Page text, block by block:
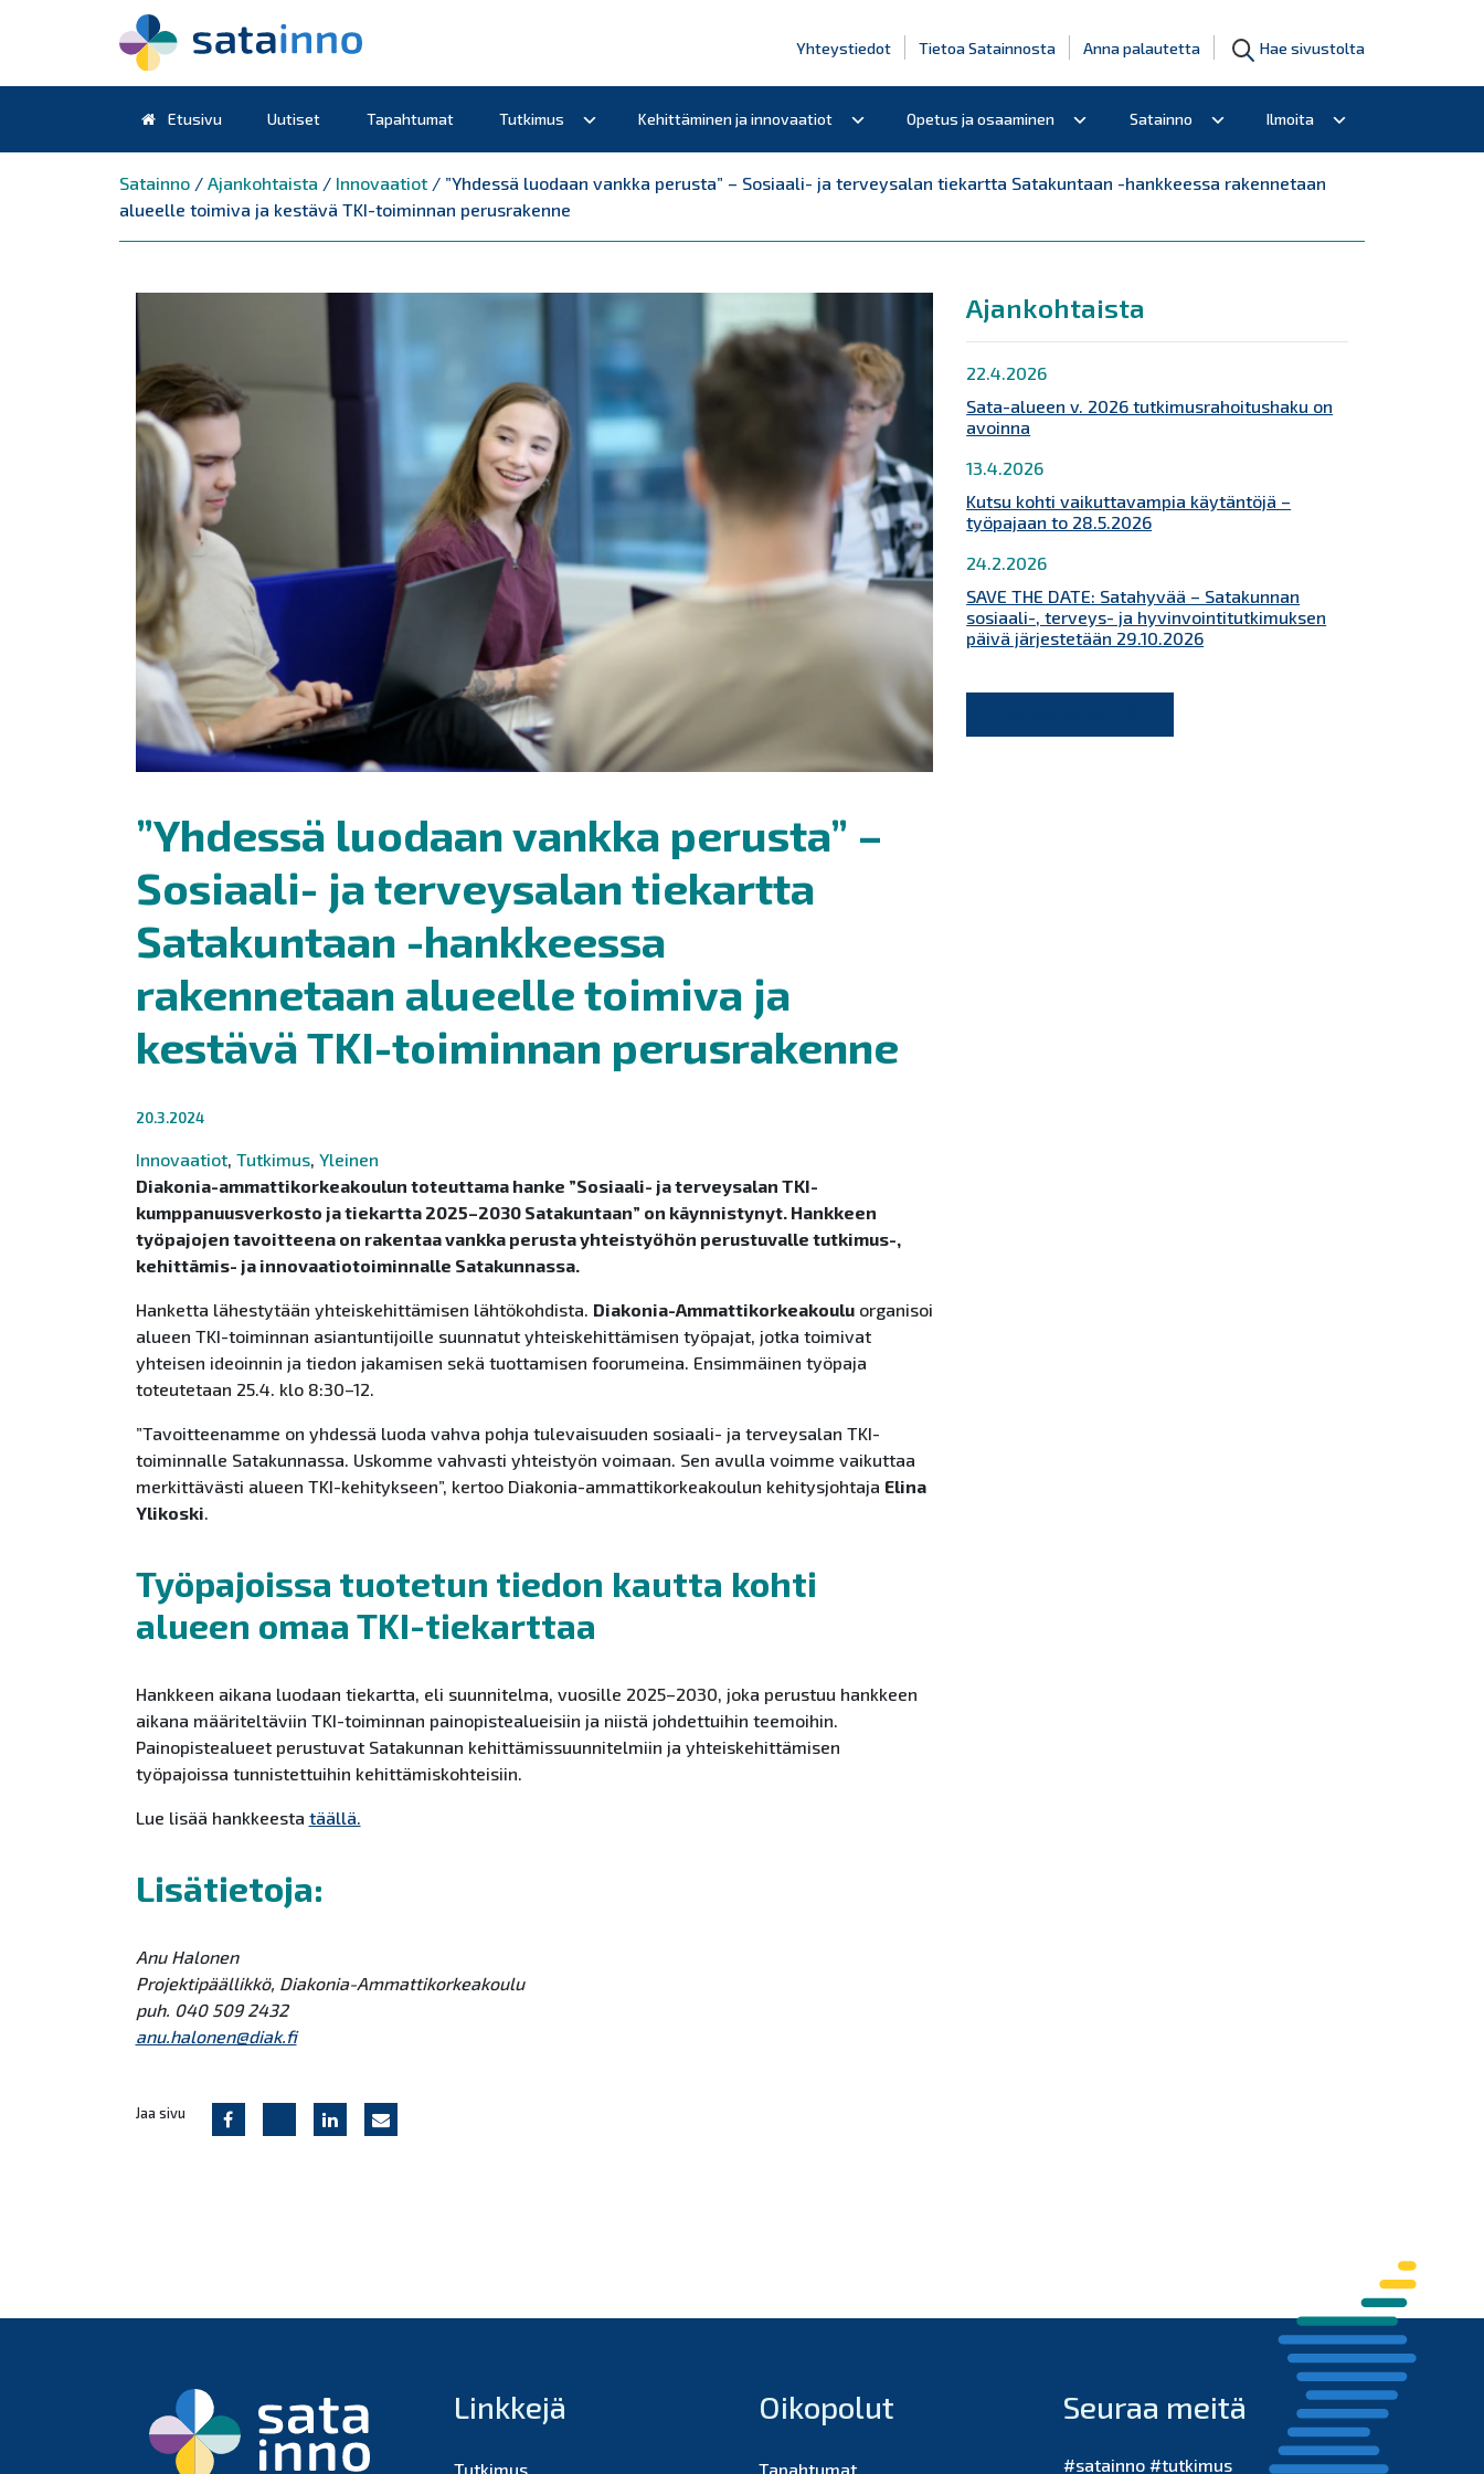
Yhteystiedot Tietoa Satainnosta Anna palautetta Hae sivustolta
PäävalikkoEtusivu Uutiset Tapahtumat Tutkimus Kehittäminen ja innovaatiot Opetus ja osaaminen Satainno Ilmoita
Satainno/ Ajankohtaista / Innovaatiot/ ”Yhdessä luodaan vankka perusta” – Sosiaali- ja terveysalan tiekartta Satakuntaan -hankkeessa rakennetaan
alueelle toimiva ja kestävä TKI-toiminnan perusrakenne
”Yhdessä luodaan vankka perusta” –
Sosiaali- ja terveysalan tiekartta
Satakuntaan -hankkeessa
rakennetaan alueelle toimiva ja
kestävä TKI-toiminnan perusrakenne
20.3.2024
Innovaatiot, Tutkimus, Yleinen
Diakonia-ammattikorkeakoulun toteuttama hanke ”Sosiaali- ja terveysalan TKI-
kumppanuusverkosto ja tiekartta 2025–2030 Satakuntaan” on käynnistynyt. Hankkeen
työpajojen tavoitteena on rakentaa vankka perusta yhteistyöhön perustuvalle tutkimus-,
kehittämis- ja innovaatiotoiminnalle Satakunnassa.
Hanketta lähestytään yhteiskehittämisen lähtökohdista. Diakonia-Ammattikorkeakouluorganisoi
alueen TKI-toiminnan asiantuntijoille suunnatut yhteiskehittämisen työpajat, jotka toimivat
yhteisen ideoinnin ja tiedon jakamisen sekä tuottamisen foorumeina. Ensimmäinen työpaja
toteutetaan 25.4. klo 8:30–12.
”Tavoitteenamme on yhdessä luoda vahva pohja tulevaisuuden sosiaali- ja terveysalan TKI-
toiminnalle Satakunnassa. Uskomme vahvasti yhteistyön voimaan. Sen avulla voimme vaikuttaa
merkittävästi alueen TKI-kehitykseen”, kertoo Diakonia-ammattikorkeakoulun kehitysjohtaja Elina
Ylikoski.
Työpajoissa tuotetun tiedon kautta kohti
alueen omaa TKI-tiekarttaa
Hankkeen aikana luodaan tiekartta, eli suunnitelma, vuosille 2025–2030, joka perustuu hankkeen
aikana määriteltäviin TKI-toiminnan painopistealueisiin ja niistä johdettuihin teemoihin.
Painopistealueet perustuvat Satakunnan kehittämissuunnitelmiin ja yhteiskehittämisen
työpajoissa tunnistettuihin kehittämiskohteisiin.
Lue lisää hankkeesta täällä.
Lisätietoja:
Anu Halonen
Projektipäällikkö, Diakonia-Ammattikorkeakoulu
puh. 040 509 2432
anu.halonen@diak.fi
Jaa sivu
Ajankohtaista
22.4.2026
Sata-alueen v. 2026 tutkimusrahoitushaku on
avoinna
13.4.2026
Kutsu kohti vaikuttavampia käytäntöjä –
työpajaan to 28.5.2026
24.2.2026
SAVE THE DATE: Satahyvää – Satakunnan
sosiaali-, terveys- ja hyvinvointitutkimuksen
päivä järjestetään 29.10.2026
Linkkejä
Tutkimus
Oikopolut
Tapahtumat
Seuraa meitä
#satainno #tutkimus